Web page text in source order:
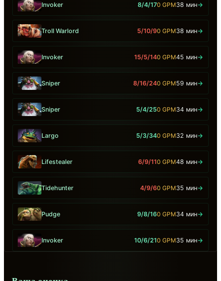
Invoker 8/4/170 GPM38 мин→
Troll Warlord 5/10/90 GPM38 мин→
Invoker 15/5/140 GPM45 мин→
Sniper 8/16/240 GPM59 мин→
Sniper 5/4/250 GPM34 мин→
Largo 5/3/340 GPM32 мин→
Lifestealer 6/9/110 GPM48 мин→
Tidehunter 4/9/60 GPM35 мин→
Pudge 9/8/160 GPM34 мин→
Invoker 10/6/210 GPM35 мин→